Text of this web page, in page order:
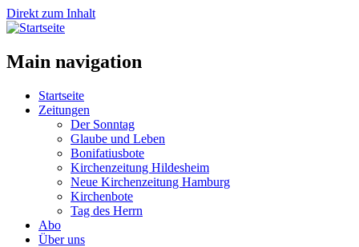
Direkt zum Inhalt
Main navigation
Startseite
Zeitungen
Der Sonntag
Glaube und Leben
Bonifatiusbote
Kirchenzeitung Hildesheim
Neue Kirchenzeitung Hamburg
Kirchenbote
Tag des Herrn
Abo
Über uns